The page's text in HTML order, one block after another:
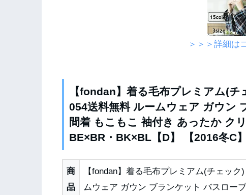
＞＞＞詳細は
【fondan】着る毛布プレミアム(
054送料無料 ルームウェア ガウン
間着 もこもこ 袖付き あったか ク
BE×BR・BK×BL【D】 【2016冬C
商
品
【fondan】着る毛布プレミアム(チェッ
ムウェア ガウン ブランケット バスロー